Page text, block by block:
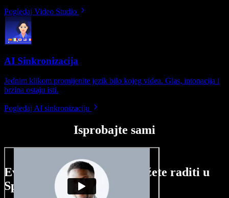
Pogledaj Video Studio
AI Sinkronizacija
Jednim klikom promijenite jezik bilo kojeg videa. Glas, intonacija i
brzina ostaju isti.
Pogledaj AI sinkronizaciju
Isprobajte sami
Evo malog pregleda što možete raditi u
Speechify Studiju.